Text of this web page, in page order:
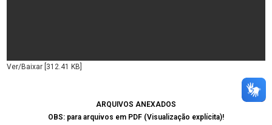
Ver/Baixar [312.41 KB]
ARQUIVOS ANEXADOS
OBS: para arquivos em PDF (Visualização explícita)!